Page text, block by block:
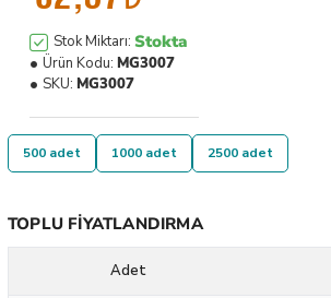
Stok Miktarı: Stokta
Ürün Kodu: MG3007
SKU: MG3007
500 adet 1000 adet 2500 adet
TOPLU FIYATLANDIRMA
Adet